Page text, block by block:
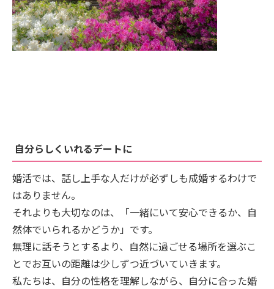
自分らしくいれるデートに
婚活では、話し上手な人だけが必ずしも成婚するわけで
はありません。
それよりも大切なのは、「一緒にいて安心できるか、自
然体でいられるかどうか」です。
無理に話そうとするより、自然に過ごせる場所を選ぶこ
とでお互いの距離は少しずつ近づいていきます。
私たちは、自分の性格を理解しながら、自分に合った婚